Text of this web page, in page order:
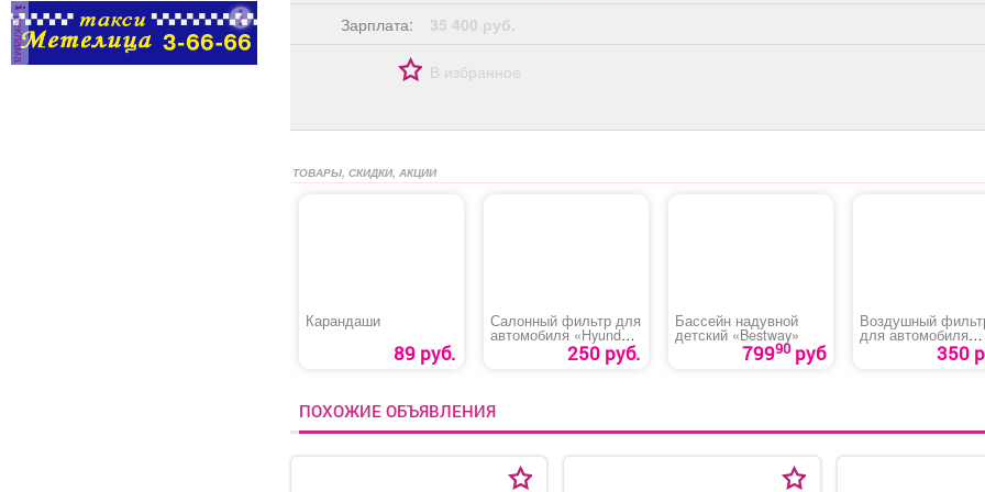
договор
рабочих
Дважды в
реклама
Зарплата:
35 400 руб.
В избранное
ТОВАРЫ, СКИДКИ, АКЦИИ
Карандаши
89 руб.
Салонный фильтр для
автомобиля «Hyundai
250 руб.
Бассейн надувной
детский «Bestway»
79990руб
Воздушный
для автомобиля
«Hyundai Grand
350
ПОХОЖИЕ ОБЪЯВЛЕНИЯ